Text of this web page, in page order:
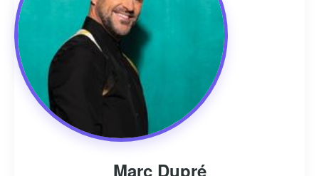
Marc Dupré